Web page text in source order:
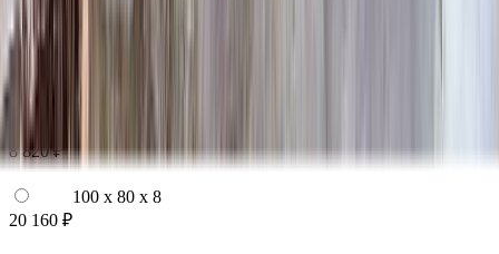
19 440 ₽
24 840 ₽
8 820 ₽
100 x 80 x 8
20 160 ₽